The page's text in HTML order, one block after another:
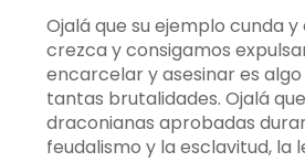
Ojalá que su ejemplo cunda
crezca y consigamos
encarcelar y asesinar es
tantas brutalidades. Ojalá
draconianas aprobadas
feudalismo y la esclavitud, la